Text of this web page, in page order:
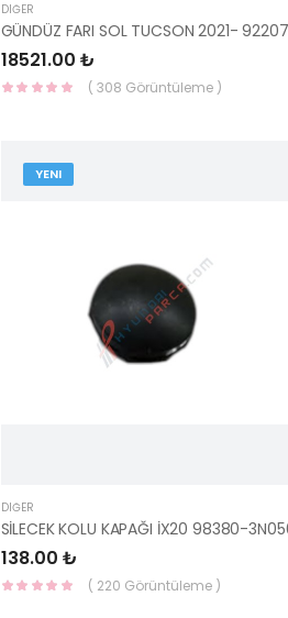
DIĞER
18521.00 ₺
( 308 Görüntüleme )
YENI
DIĞER
138.00 ₺
( 220 Görüntüleme )